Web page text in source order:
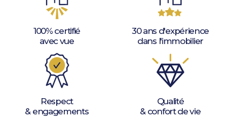
100% certifié
avec vue
30 ans d'expérience
dans l'immobilier
Respect
& engagements
Qualité
& confort de vie